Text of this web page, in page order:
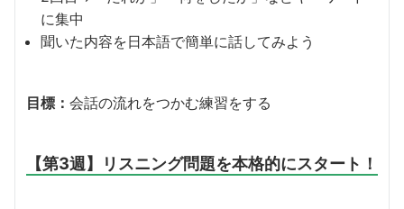
に集中
聞いた内容を日本語で簡単に話してみよう
目標： 会話の流れをつかむ練習をする
【第3週】リスニング問題を本格的にスタート！